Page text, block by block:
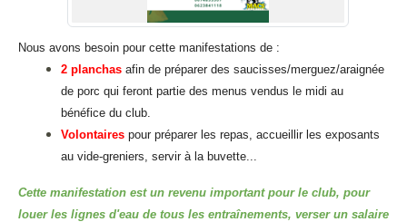
Nous avons besoin pour cette manifestations de :
2 planchas afin de préparer des saucisses/merguez/araignée
de porc qui feront partie des menus vendus le midi au
bénéfice du club.
Volontaires pour préparer les repas, accueillir les exposants
au vide-greniers, servir à la buvette...
Cette manifestation est un revenu important pour le club, pour
louer les lignes d'eau de tous les entraînements, verser un salaire